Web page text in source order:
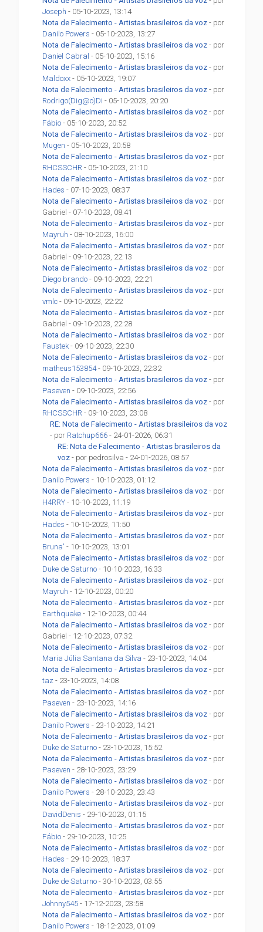
Joseph - 05-10-2023, 13:14
Nota de Falecimento - Artistas brasileiros da voz - por
Danilo Powers - 05-10-2023, 13:27
Nota de Falecimento - Artistas brasileiros da voz - por
Daniel Cabral - 05-10-2023, 15:16
Nota de Falecimento - Artistas brasileiros da voz - por
Maldoxx - 05-10-2023, 19:07
Nota de Falecimento - Artistas brasileiros da voz - por
Rodrigo(Dig@o)Di - 05-10-2023, 20:20
Nota de Falecimento - Artistas brasileiros da voz - por
Fábio - 05-10-2023, 20:52
Nota de Falecimento - Artistas brasileiros da voz - por
Mugen - 05-10-2023, 20:58
Nota de Falecimento - Artistas brasileiros da voz - por
RHCSSCHR - 05-10-2023, 21:10
Nota de Falecimento - Artistas brasileiros da voz - por
Hades - 07-10-2023, 08:37
Nota de Falecimento - Artistas brasileiros da voz - por
Gabriel - 07-10-2023, 08:41
Nota de Falecimento - Artistas brasileiros da voz - por
Mayruh - 08-10-2023, 16:00
Nota de Falecimento - Artistas brasileiros da voz - por
Gabriel - 09-10-2023, 22:13
Nota de Falecimento - Artistas brasileiros da voz - por
Diego brando - 09-10-2023, 22:21
Nota de Falecimento - Artistas brasileiros da voz - por
vmlc - 09-10-2023, 22:22
Nota de Falecimento - Artistas brasileiros da voz - por
Gabriel - 09-10-2023, 22:28
Nota de Falecimento - Artistas brasileiros da voz - por
Faustek- 09-10-2023, 22:30
Nota de Falecimento - Artistas brasileiros da voz - por
matheus153854- 09-10-2023, 22:32
Nota de Falecimento - Artistas brasileiros da voz - por
Paseven - 09-10-2023, 22:56
Nota de Falecimento - Artistas brasileiros da voz - por
RHCSSCHR - 09-10-2023, 23:08
RE: Nota de Falecimento - Artistas brasileiros da voz
- por Ratchup666 - 24-01-2026, 06:31
RE: Nota de Falecimento - Artistas brasileiros da
voz - por pedrosilva - 24-01-2026, 08:57
Nota de Falecimento - Artistas brasileiros da voz - por
Danilo Powers - 10-10-2023, 01:12
Nota de Falecimento - Artistas brasileiros da voz - por
H4RRY - 10-10-2023, 11:19
Nota de Falecimento - Artistas brasileiros da voz - por
Hades - 10-10-2023, 11:50
Nota de Falecimento - Artistas brasileiros da voz - por
Bruna' - 10-10-2023, 13:01
Nota de Falecimento - Artistas brasileiros da voz - por
Duke de Saturno - 10-10-2023, 16:33
Nota de Falecimento - Artistas brasileiros da voz - por
Mayruh - 12-10-2023, 00:20
Nota de Falecimento - Artistas brasileiros da voz - por
Earthquake - 12-10-2023, 00:44
Nota de Falecimento - Artistas brasileiros da voz - por
Gabriel - 12-10-2023, 07:32
Nota de Falecimento - Artistas brasileiros da voz - por
Maria Júlia Santana da Silva - 23-10-2023, 14:04
Nota de Falecimento - Artistas brasileiros da voz - por
taz - 23-10-2023, 14:08
Nota de Falecimento - Artistas brasileiros da voz - por
Paseven - 23-10-2023, 14:16
Nota de Falecimento - Artistas brasileiros da voz - por
Danilo Powers - 23-10-2023, 14:21
Nota de Falecimento - Artistas brasileiros da voz - por
Duke de Saturno - 23-10-2023, 15:52
Nota de Falecimento - Artistas brasileiros da voz - por
Paseven - 28-10-2023, 23:29
Nota de Falecimento - Artistas brasileiros da voz - por
Danilo Powers - 28-10-2023, 23:43
Nota de Falecimento - Artistas brasileiros da voz - por
DavidDenis - 29-10-2023, 01:15
Nota de Falecimento - Artistas brasileiros da voz - por
Fábio - 29-10-2023, 10:25
Nota de Falecimento - Artistas brasileiros da voz - por
Hades - 29-10-2023, 18:37
Nota de Falecimento - Artistas brasileiros da voz - por
Duke de Saturno - 30-10-2023, 03:55
Nota de Falecimento - Artistas brasileiros da voz - por
Johnny545 - 17-12-2023, 23:58
Nota de Falecimento - Artistas brasileiros da voz - por
Danilo Powers - 18-12-2023, 01:09